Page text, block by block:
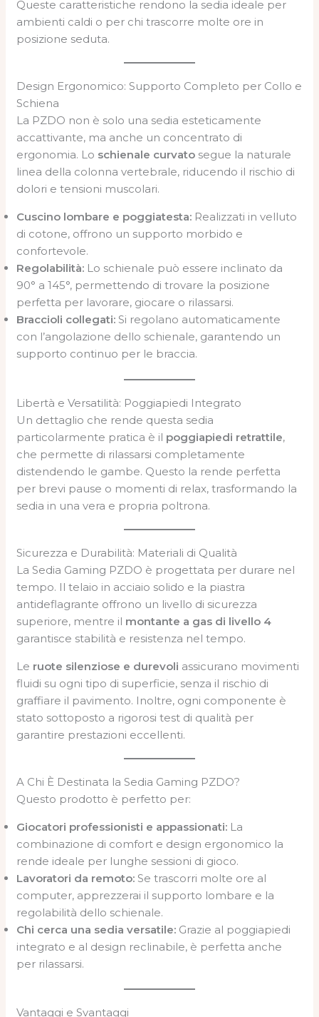
Queste caratteristiche rendono la sedia ideale per
ambienti caldi o per chi trascorre molte ore in
posizione seduta.
Design Ergonomico: Supporto Completo per Collo e
Schiena
La PZDO non è solo una sedia esteticamente
accattivante, ma anche un concentrato di
ergonomia. Lo schienale curvato segue la naturale
linea della colonna vertebrale, riducendo il rischio di
dolori e tensioni muscolari.
Cuscino lombare e poggiatesta: Realizzati in velluto
di cotone, offrono un supporto morbido e
confortevole.
Regolabilità: Lo schienale può essere inclinato da
90° a 145°, permettendo di trovare la posizione
perfetta per lavorare, giocare o rilassarsi.
Braccioli collegati: Si regolano automaticamente
con l’angolazione dello schienale, garantendo un
supporto continuo per le braccia.
Libertà e Versatilità: Poggiapiedi Integrato
Un dettaglio che rende questa sedia
particolarmente pratica è il poggiapiedi retrattile,
che permette di rilassarsi completamente
distendendo le gambe. Questo la rende perfetta
per brevi pause o momenti di relax, trasformando la
sedia in una vera e propria poltrona.
Sicurezza e Durabilità: Materiali di Qualità
La Sedia Gaming PZDO è progettata per durare nel
tempo. Il telaio in acciaio solido e la piastra
antideflagrante offrono un livello di sicurezza
superiore, mentre il montante a gas di livello 4
garantisce stabilità e resistenza nel tempo.
Le ruote silenziose e durevoli assicurano movimenti
fluidi su ogni tipo di superficie, senza il rischio di
graffiare il pavimento. Inoltre, ogni componente è
stato sottoposto a rigorosi test di qualità per
garantire prestazioni eccellenti.
A Chi È Destinata la Sedia Gaming PZDO?
Questo prodotto è perfetto per:
Giocatori professionisti e appassionati: La
combinazione di comfort e design ergonomico la
rende ideale per lunghe sessioni di gioco.
Lavoratori da remoto: Se trascorri molte ore al
computer, apprezzerai il supporto lombare e la
regolabilità dello schienale.
Chi cerca una sedia versatile: Grazie al poggiapiedi
integrato e al design reclinabile, è perfetta anche
per rilassarsi.
Vantaggi e Svantaggi